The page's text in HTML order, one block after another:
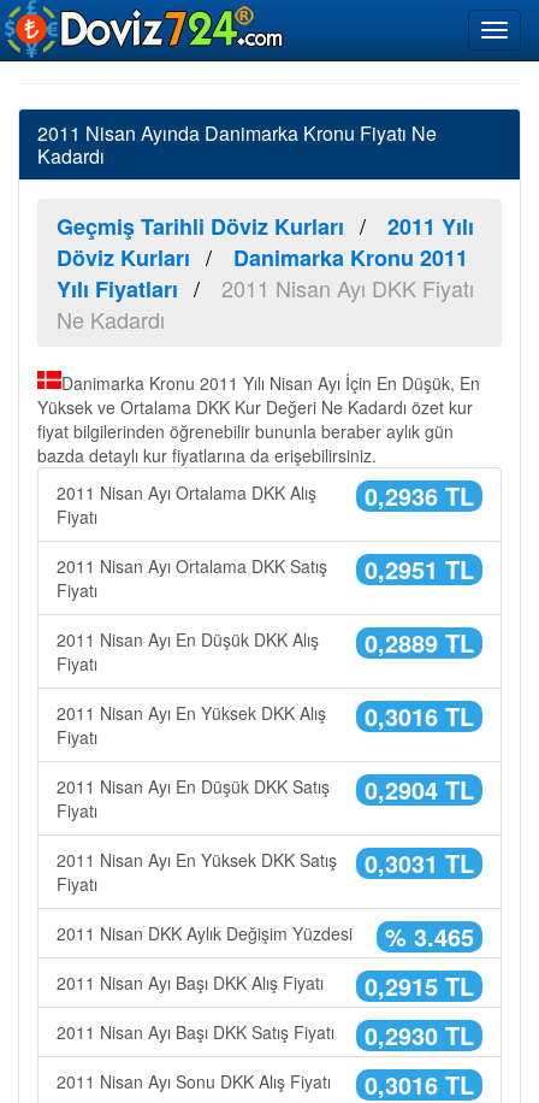
2011 Nisan Ayında Danimarka Kronu Fiyatı Ne
Kadardı
Geçmiş Tarihli Döviz Kurları
2011 Yılı
Döviz Kurları
Danimarka Kronu 2011
Yılı Fiyatları
2011 Nisan Ayı DKK Fiyatı
Ne Kadardı
Danimarka Kronu 2011 Yılı Nisan Ayı İçin En Düşük, En
Yüksek ve Ortalama DKK Kur Değeri Ne Kadardı özet kur
fiyat bilgilerinden öğrenebilir bununla beraber aylık gün
bazda detaylı kur fiyatlarına da erişebilirsiniz.
0,2936 TL
2011 Nisan Ayı Ortalama DKK Alış
Fiyatı
0,2951 TL
2011 Nisan Ayı Ortalama DKK Satış
Fiyatı
0,2889 TL
2011 Nisan Ayı En Düşük DKK Alış
Fiyatı
0,3016 TL
2011 Nisan Ayı En Yüksek DKK Alış
Fiyatı
0,2904 TL
2011 Nisan Ayı En Düşük DKK Satış
Fiyatı
0,3031 TL
2011 Nisan Ayı En Yüksek DKK Satış
Fiyatı
% 3.465
2011 Nisan DKK Aylık Değişim Yüzdesi
0,2915 TL
2011 Nisan Ayı Başı DKK Alış Fiyatı
0,2930 TL
2011 Nisan Ayı Başı DKK Satış Fiyatı
0,3016 TL
2011 Nisan Ayı Sonu DKK Alış Fiyatı